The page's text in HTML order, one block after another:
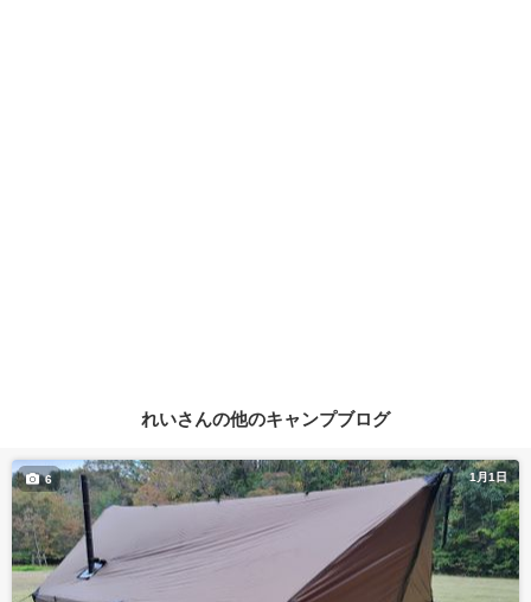
れいさんの他のキャンプブログ
1月1日
6